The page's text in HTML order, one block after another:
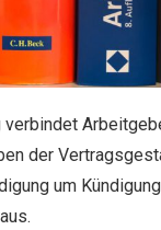
verbindet
der
um